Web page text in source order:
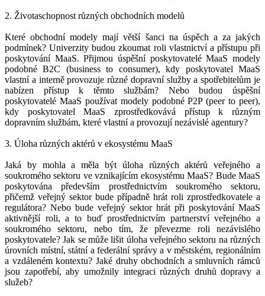
2. Životaschopnost různých obchodních modelů
Které obchodní modely mají větší šanci na úspěch a za jakých
podmínek? Univerzity budou zkoumat roli vlastnictví a přístupu při
poskytování MaaS. Přijmou úspěšní poskytovatelé MaaS modely
podobné B2C (business to consumer), kdy poskytovatel MaaS
vlastní a interně provozuje různé dopravní služby a spotřebitelům je
nabízen přístup k těmto službám? Nebo budou úspěšní
poskytovatelé MaaS používat modely podobné P2P (peer to peer),
kdy poskytovatel MaaS zprostředkovává přístup k různým
dopravním službám, které vlastní a provozují nezávislé agentury?
3. Úloha různých aktérů v ekosystému MaaS
Jaká by mohla a měla být úloha různých aktérů veřejného a
soukromého sektoru ve vznikajícím ekosystému MaaS? Bude MaaS
poskytována především prostřednictvím soukromého sektoru,
přičemž veřejný sektor bude případně hrát roli zprostředkovatele a
regulátora? Nebo bude veřejný sektor hrát při poskytování MaaS
aktivnější roli, a to buď prostřednictvím partnerství veřejného a
soukromého sektoru, nebo tím, že převezme roli nezávislého
poskytovatele? Jak se může lišit úloha veřejného sektoru na různých
úrovních místní, státní a federální správy a v městském, regionálním
a vzdáleném kontextu? Jaké druhy obchodních a smluvních rámců
jsou zapotřebí, aby umožnily integraci různých druhů dopravy a
služeb?